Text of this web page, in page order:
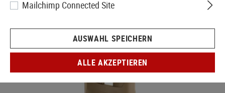
Mailchimp Connected Site
AUSWAHL SPEICHERN
ALLE AKZEPTIEREN